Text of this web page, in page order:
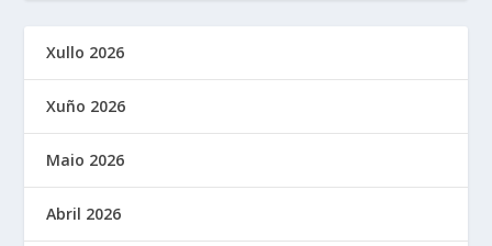
Xullo 2026
Xuño 2026
Maio 2026
Abril 2026